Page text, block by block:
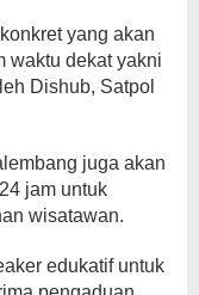
yang akan
waktu dekat yakni
Dishub, Satpol
juga akan
jam untuk
wisatawan.
edukatif untuk